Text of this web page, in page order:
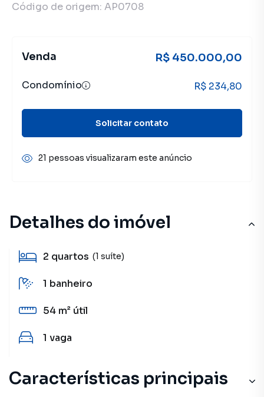
Detalhes do imóvel
2 quartos (1 suíte)
1 banheiro
54 m² útil
1 vaga
Características principais
Código de origem: AP0708
Venda R$ 450.000,00
Condomínio R$ 234,80
Solicitar contato
21 pessoas visualizaram este anúncio